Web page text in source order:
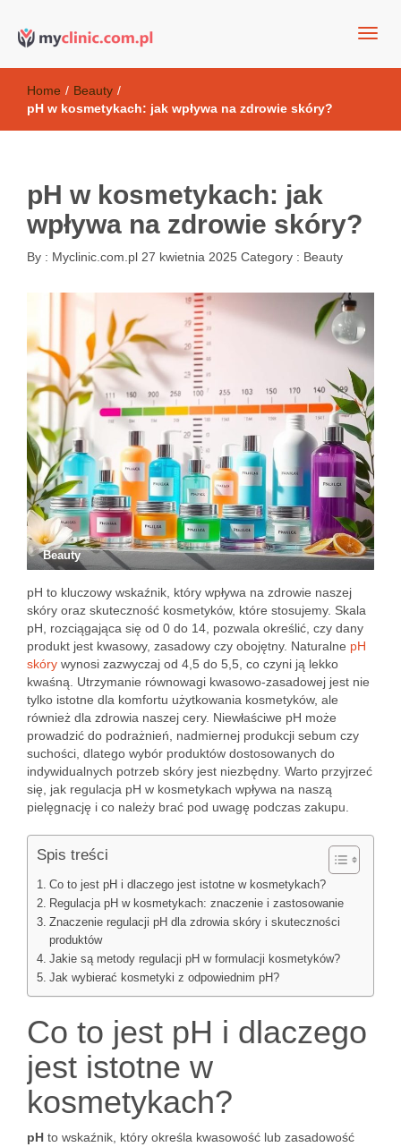
Kosmetyki antyoksydacyjne
Home / Beauty /
pH w kosmetykach: jak wpływa na zdrowie skóry?
pH w kosmetykach: jak
wpływa na zdrowie skóry?
By : Myclinic.com.pl 27 kwietnia 2025 Category : Beauty
Beauty
pH to kluczowy wskaźnik, który wpływa na zdrowie naszej
skóry oraz skuteczność kosmetyków, które stosujemy. Skala
pH, rozciągająca się od 0 do 14, pozwala określić, czy dany
produkt jest kwasowy, zasadowy czy obojętny. Naturalne pH
skóry wynosi zazwyczaj od 4,5 do 5,5, co czyni ją lekko
kwaśną. Utrzymanie równowagi kwasowo-zasadowej jest nie
tylko istotne dla komfortu użytkowania kosmetyków, ale
również dla zdrowia naszej cery. Niewłaściwe pH może
prowadzić do podrażnień, nadmiernej produkcji sebum czy
suchości, dlatego wybór produktów dostosowanych do
indywidualnych potrzeb skóry jest niezbędny. Warto przyjrzeć
się, jak regulacja pH w kosmetykach wpływa na naszą
pielęgnację i co należy brać pod uwagę podczas zakupu.
Spis treści
Co to jest pH i dlaczego jest istotne w kosmetykach?
Regulacja pH w kosmetykach: znaczenie i zastosowanie
Znaczenie regulacji pH dla zdrowia skóry i skuteczności
produktów
Jakie są metody regulacji pH w formulacji kosmetyków?
Jak wybierać kosmetyki z odpowiednim pH?
Co to jest pH i dlaczego
jest istotne w
kosmetykach?
pH to wskaźnik, który określa kwasowość lub zasadowość